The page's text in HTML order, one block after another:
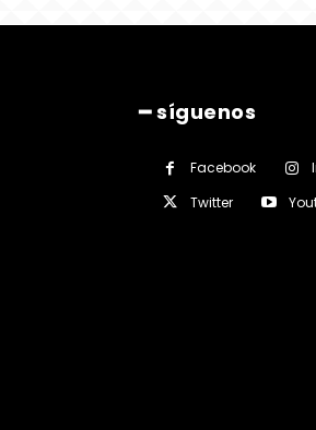
━ síguenos
Facebook
Twitter